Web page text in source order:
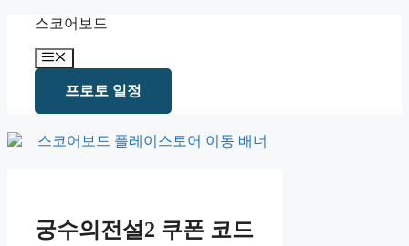
content
스코어보드
Menu
프로토 일정
궁수의전설2 쿠폰 코드